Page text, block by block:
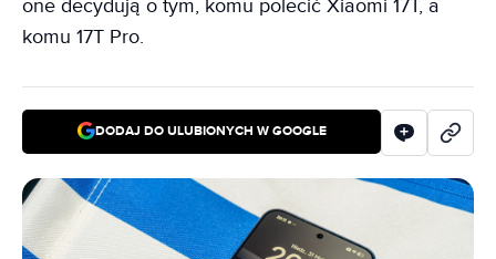
one decydują o tym, komu polecić Xiaomi 17T, a
komu 17T Pro.
DODAJ DO ULUBIONYCH W GOOGLE